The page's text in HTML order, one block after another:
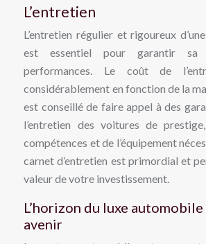
L’entretien
L’entretien régulier et rigoureux
est essentiel pour garantir
performances. Le coût de
considérablement en fonction de la
est conseillé de faire appel à des
l’entretien des voitures de
compétences et de l’équipement
carnet d’entretien est primordial et
valeur de votre investissement.
L’horizon du luxe
avenir